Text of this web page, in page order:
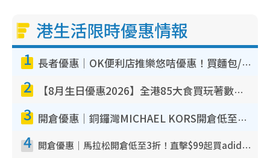
港生活限時優惠情報
1 長者優惠｜OK便利店推樂悠咭優惠！買麵包/牛奶/保健品拍卡即減
2 【8月生日優惠2026】全港85大食買玩著數攻略 自助餐/火鍋放題同行免費＋誠品/DONKI送現金券
3 開倉優惠｜銅鑼灣MICHAEL KORS開倉低至17折！直擊$500起買手袋/銀包/鞋款 必買經典Jet Set系列
4 開倉優惠｜馬拉松開倉低至3折！直擊$99起買adidas／New Balance／Puma鞋款 STANLEY保溫杯劈價至$119起